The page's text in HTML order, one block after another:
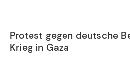
Protest gegen deutsche
Krieg in Gaza